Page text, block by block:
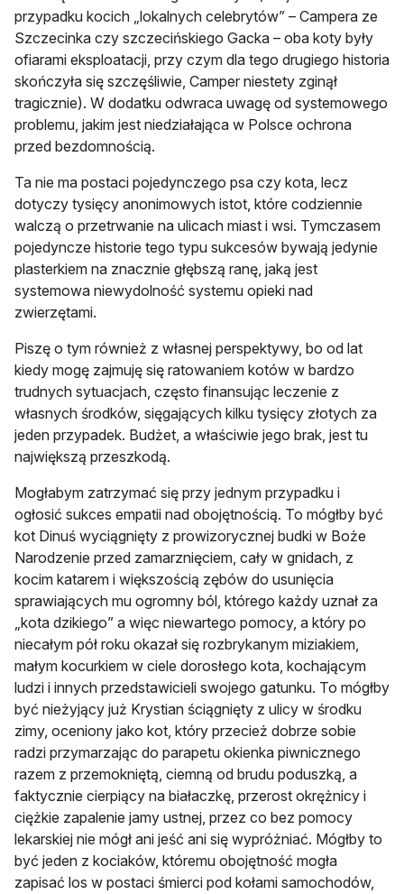
przypadku kocich „lokalnych celebrytów” – Campera ze
Szczecinka czy szczecińskiego Gacka – oba koty były
ofiarami eksploatacji, przy czym dla tego drugiego historia
skończyła się szczęśliwie, Camper niestety zginął
tragicznie). W dodatku odwraca uwagę od systemowego
problemu, jakim jest niedziałająca w Polsce ochrona
przed bezdomnością.
Ta nie ma postaci pojedynczego psa czy kota, lecz
dotyczy tysięcy anonimowych istot, które codziennie
walczą o przetrwanie na ulicach miast i wsi. Tymczasem
pojedyncze historie tego typu sukcesów bywają jedynie
plasterkiem na znacznie głębszą ranę, jaką jest
systemowa niewydolność systemu opieki nad
zwierzętami.
Piszę o tym również z własnej perspektywy, bo od lat
kiedy mogę zajmuję się ratowaniem kotów w bardzo
trudnych sytuacjach, często finansując leczenie z
własnych środków, sięgających kilku tysięcy złotych za
jeden przypadek. Budżet, a właściwie jego brak, jest tu
największą przeszkodą.
Mogłabym zatrzymać się przy jednym przypadku i
ogłosić sukces empatii nad obojętnością. To mógłby być
kot Dinuś wyciągnięty z prowizorycznej budki w Boże
Narodzenie przed zamarznięciem, cały w gnidach, z
kocim katarem i większością zębów do usunięcia
sprawiających mu ogromny ból, którego każdy uznał za
„kota dzikiego” a więc niewartego pomocy, a który po
niecałym pół roku okazał się rozbrykanym miziakiem,
małym kocurkiem w ciele dorosłego kota, kochającym
ludzi i innych przedstawicieli swojego gatunku. To mógłby
być nieżyjący już Krystian ściągnięty z ulicy w środku
zimy, oceniony jako kot, który przecież dobrze sobie
radzi przymarzając do parapetu okienka piwnicznego
razem z przemokniętą, ciemną od brudu poduszką, a
faktycznie cierpiący na białaczkę, przerost okrężnicy i
ciężkie zapalenie jamy ustnej, przez co bez pomocy
lekarskiej nie mógł ani jeść ani się wypróżniać. Mógłby to
być jeden z kociaków, któremu obojętność mogła
zapisać los w postaci śmierci pod kołami samochodów,